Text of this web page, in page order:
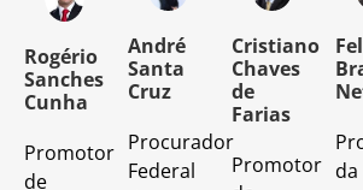
Rogério
Sanches
Cunha
Promotor
de
André
Santa
Cruz
Procurador
Federal
Cristiano
Chaves
de
Farias
Promotor da